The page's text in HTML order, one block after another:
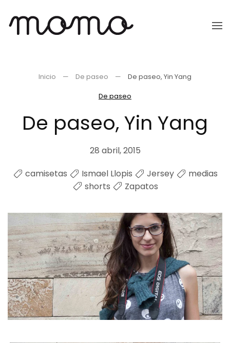
Ir
Inicio De paseo
De paseo, Yin Yang
De paseo
De paseo, Yin Yang
28 abril, 2015
camisetas
Ismael Llopis Jersey
medias
shorts
Zapatos